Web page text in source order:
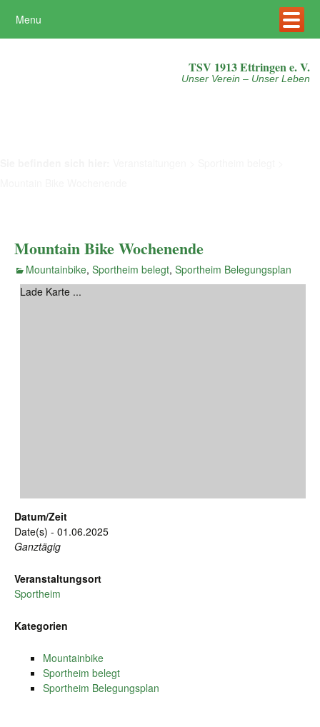
Menu
TSV 1913 Ettringen e. V.
Unser Verein – Unser Leben
Mountain Bike Wochenende
Mountainbike, Sportheim belegt, Sportheim Belegungsplan
Lade Karte ...
Datum/Zeit
Date(s) - 01.06.2025
Ganztägig
Veranstaltungsort
Sportheim
Kategorien
Mountainbike
Sportheim belegt
Sportheim Belegungsplan
Akzeptieren